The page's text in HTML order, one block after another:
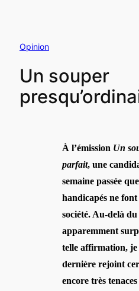
Opinion
Un souper
À l’émission Un
parfait, une
semaine passée
handicapés ne
société. Au-delà
apparemment
telle affirmation, je
dernière rejoint
encore très